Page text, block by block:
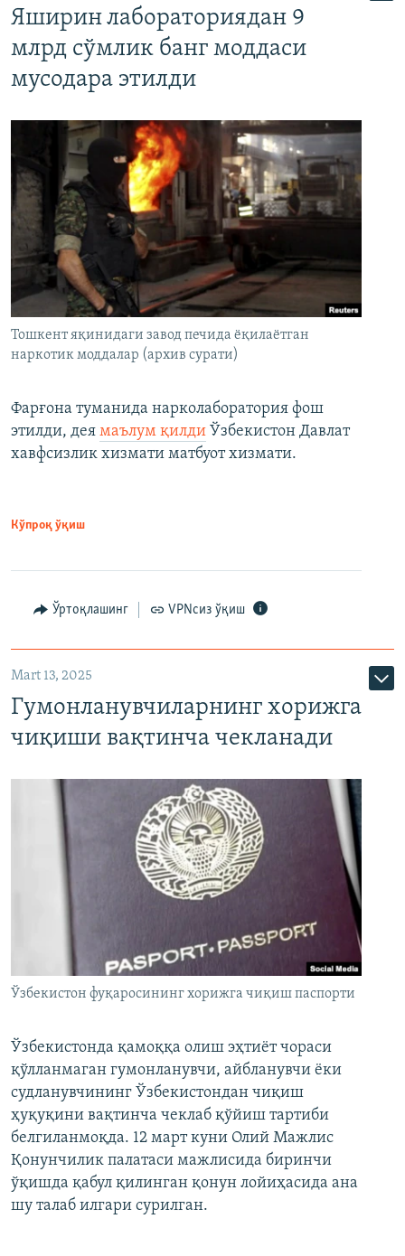
Яширин лабораториядан 9
млрд сўмлик банг моддаси
мусодара этилди
Тошкент яқинидаги завод печида ёқилаётган
наркотик моддалар (архив сурати)
Фарғона туманида нарколаборатория фош
этилди, дея маълум қилди Ўзбекистон Давлат
хавфсизлик хизмати матбуот хизмати.
Кўпроқ ўқиш
Ўртоқлашинг VPNсиз ўқиш
Mart 13, 2025
Гумонланувчиларнинг хорижга
чиқиши вақтинча чекланади
Ўзбекистон фуқаросининг хорижга чиқиш паспорти
Ўзбекистонда қамоққа олиш эҳтиёт чораси
қўлланмаган гумонланувчи, айбланувчи ёки
судланувчининг Ўзбекистондан чиқиш
ҳуқуқини вақтинча чеклаб қўйиш тартиби
белгиланмоқда. 12 март куни Олий Мажлис
Қонунчилик палатаси мажлисида биринчи
ўқишда қабул қилинган қонун лойиҳасида ана
шу талаб илгари сурилган.